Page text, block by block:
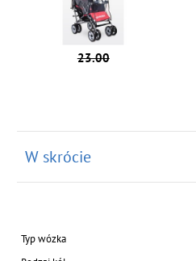
23.00
W skrócie
Typ wózka